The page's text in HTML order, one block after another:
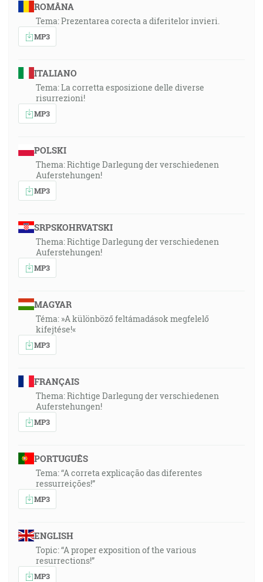
ROMÂNA
Tema: Prezentarea corecta a diferitelor invieri.
MP3
ITALIANO
Tema: La corretta esposizione delle diverse
risurrezioni!
MP3
POLSKI
Thema: Richtige Darlegung der verschiedenen
Auferstehungen!
MP3
SRPSKOHRVATSKI
Thema: Richtige Darlegung der verschiedenen
Auferstehungen!
MP3
MAGYAR
Téma: »A különböző feltámadások megfelelő
kifejtése!«
MP3
FRANÇAIS
Thema: Richtige Darlegung der verschiedenen
Auferstehungen!
MP3
PORTUGUÊS
Tema: “A correta explicação das diferentes
ressurreições!”
MP3
ENGLISH
Topic: “A proper exposition of the various
resurrections!”
MP3